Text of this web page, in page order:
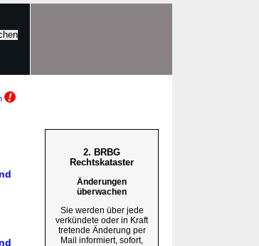
2. BRBG
Rechtskataster
Änderungen
überwachen
Sie werden über jede
verkündete oder in Kraft
tretende Änderung per
Mail informiert, sofort,